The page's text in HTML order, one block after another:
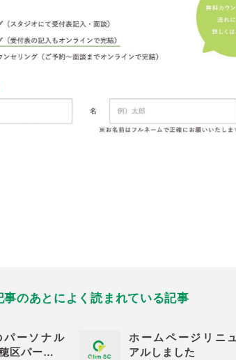
事のあとに よく読まれている記事
パーソナル
区パー…
ホームページリニ
アルしました